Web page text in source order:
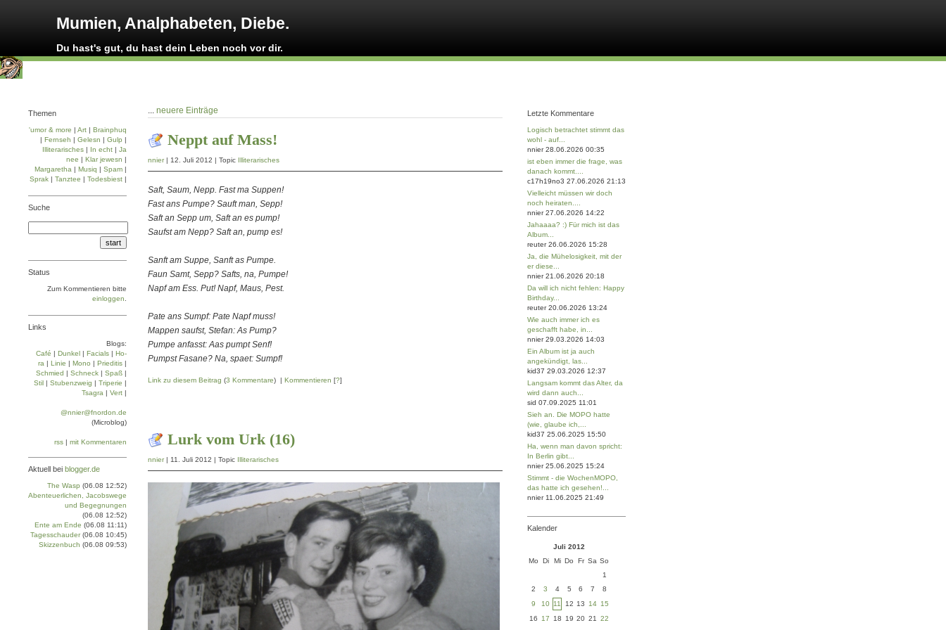
Mumien, Analphabeten, Diebe.
Du hast's gut, du hast dein Leben noch vor dir.
... neuere Einträge
Neppt auf Mass!
nnier| 12. Juli 2012 | Topic Illiterarisches
Saft, Saum, Nepp. Fast ma Suppen!
Fast ans Pumpe? Sauft man, Sepp!
Saft an Sepp um, Saft an es pump!
Saufst am Nepp? Saft an, pump es!
Sanft am Suppe, Sanft as Pumpe.
Faun Samt, Sepp? Safts, na, Pumpe!
Napf am Ess. Put! Napf, Maus, Pest.
Pate ans Sumpf: Pate Napf muss!
Mappen saufst, Stefan: As Pump?
Pumpe anfasst: Aas pumpt Senf!
Pumpst Fasane? Na, spaet: Sumpf!
Link zu diesem Beitrag (3 Kommentare) | Kommentieren [?]
Lurk vom Urk (16)
nnier| 11. Juli 2012 | Topic Illiterarisches
Themen
'umor & more | Art | Brainphuq
| Fernseh | Gelesn | Gulp |
Illiterarisches | In echt | Ja
nee | Klar jewesn |
Margaretha | Musiq | Spam |
Sprak | Tanztee | Todesbiest |
Suche
Status
Zum Kommentieren bitte
einloggen
Links
Blogs:
Café | Dun­kel | Facials | Ho­
ra | Linie | Mo­no | Prie­di­tis |
Schmied | Schneck | Spaß |
Stil | Stu­ben­zweig | Tri­pe­rie |
Tsa­gra | Vert |
@nnier@fnordon.de
(Microblog)
rss | mit Kommentaren
Aktuell bei blogger.de
The Wasp (06.08 12:52)
Abenteuerlichen, Jacobswege
und Begegnungen
(06.08 12:52)
Ente am Ende (06.08 11:11)
Tagesschauder (06.08 10:45)
Skizzenbuch (06.08 09:53)
Letzte Kommentare
Logisch betrachtet stimmt das
wohl - auf...
nnier 28.06.2026 00:35
ist eben immer die frage, was
danach kommt....
c17h19no3 27.06.2026 21:13
Vielleicht müssen wir doch
noch heiraten....
nnier 27.06.2026 14:22
Jahaaaa? :) Für mich ist das
Album...
reuter 26.06.2026 15:28
Ja, die Mühelosigkeit, mit der
er diese...
nnier 21.06.2026 20:18
Da will ich nicht fehlen: Happy
Birthday...
reuter 20.06.2026 13:24
Wie auch immer ich es
geschafft habe, in...
nnier 29.03.2026 14:03
Ein Album ist ja auch
angekündigt, las...
kid37 29.03.2026 12:37
Langsam kommt das Alter, da
wird dann auch...
sid 07.09.2025 11:01
Sieh an. Die MOPO hatte
(wie, glaube ich,...
kid37 25.06.2025 15:50
Ha, wenn man davon spricht:
In Berlin gibt...
nnier 25.06.2025 15:24
Stimmt - die WochenMOPO,
das hatte ich gesehen!...
nnier 11.06.2025 21:49
Kalender
Juli 2012
Mo
Di Mi Do Fr Sa So
1
2
3 4 5 6 7
8
9
10 11 12 13 14 15
16
17 18 19 20 21
22